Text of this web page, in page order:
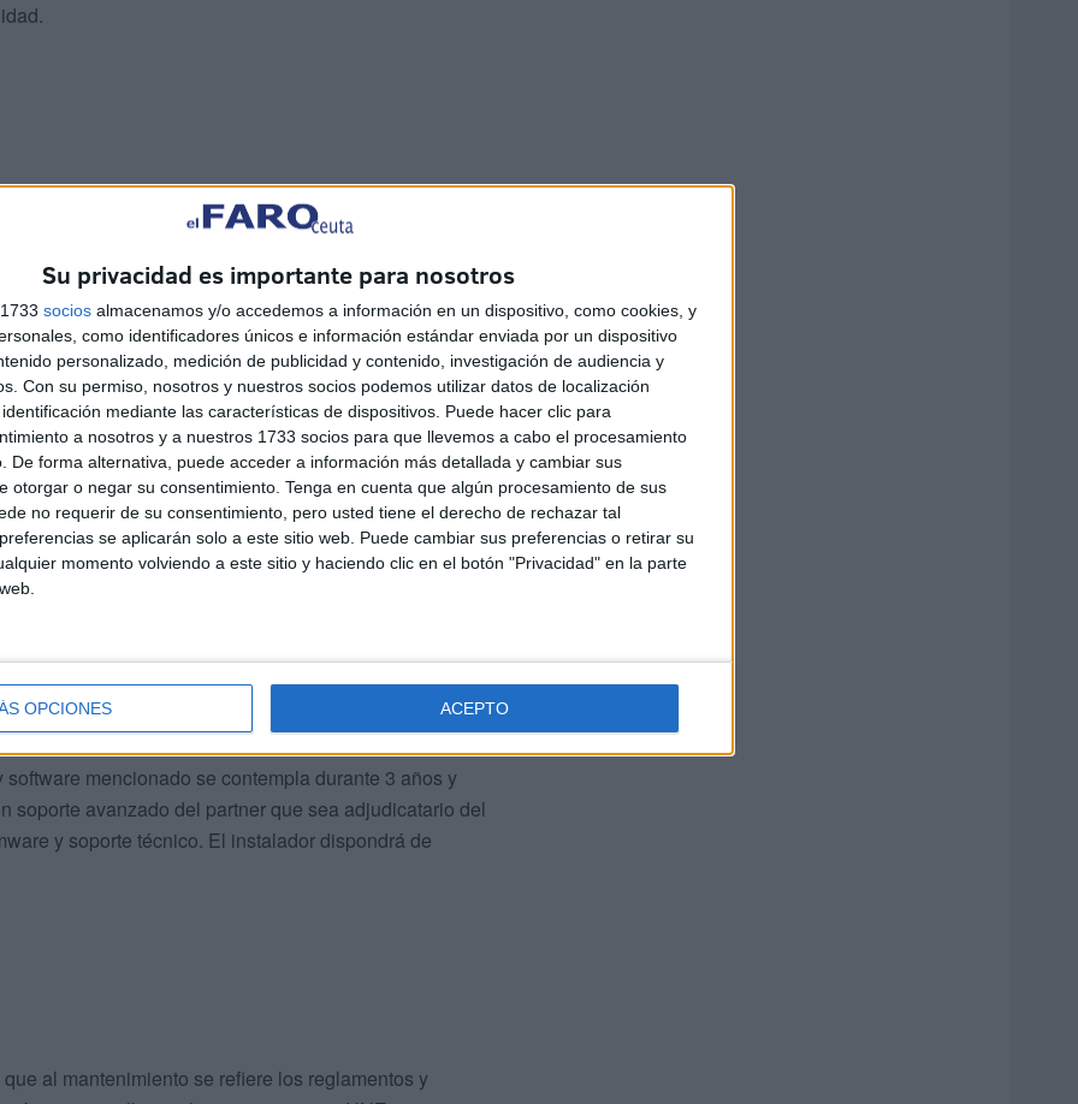
Su privacidad es importante para nosotros
socios almacenamos y/o accedemos a información en un dispositivo, como cookies, y
como identificadores únicos e información estándar enviada por un dispositivo
personalizado, medición de publicidad y contenido, investigación de audiencia y
Con su permiso, nosotros y nuestros socios podemos utilizar datos de localización
mediante las características de dispositivos. Puede hacer clic para
a nosotros y a nuestros 1733 socios para que llevemos a cabo el procesamiento
De forma alternativa, puede acceder a información más detallada y cambiar sus
otorgar o negar su consentimiento. Tenga en cuenta que algún procesamiento de sus
no requerir de su consentimiento, pero usted tiene el derecho de rechazar tal
se aplicarán solo a este sitio web. Puede cambiar sus preferencias o retirar su
momento volviendo a este sitio y haciendo clic en el botón "Privacidad" en la parte
OPCIONES ACEPTO
tarjetas de embarque con formato de intercambio
bajo el paraguas de la Seguridad de la
operaciones específicas que se dan durante los
facturación de las navieras de una interfaz de
para la extracción de información relativa a los
se procede a imprimir física o digitalmente las
un formato genérico. Toda esta información se
las navieras.
mencionado se contempla durante 3 años y
soporte avanzado del partner que sea adjudicatario del
y soporte técnico. El instalador dispondrá de
al mantenimiento se refiere los reglamentos y